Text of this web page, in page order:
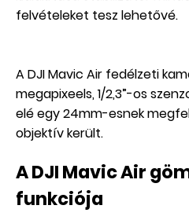
felvételeket tesz lehetővé.
A DJI Mavic Air fedélzeti
megapixeels, 1/2,3”-os
elé egy 24mm-esnek
objektív került.
A DJI Mavic Air
funkciója